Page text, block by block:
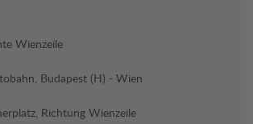
Wienzeile
Budapest (H) - Wien
Richtung Wienzeile